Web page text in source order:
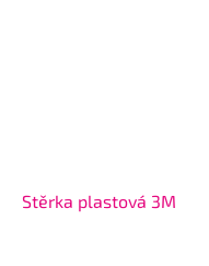
Stěrka plastová 3M